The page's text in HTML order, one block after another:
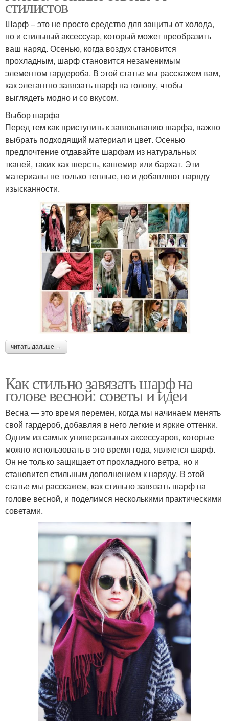
стилистов
Шарф – это не просто средство для защиты от холода,
но и стильный аксессуар, который может преобразить
ваш наряд. Осенью, когда воздух становится
прохладным, шарф становится незаменимым
элементом гардероба. В этой статье мы расскажем вам,
как элегантно завязать шарф на голову, чтобы
выглядеть модно и со вкусом.
Выбор шарфа
Перед тем как приступить к завязыванию шарфа, важно
выбрать подходящий материал и цвет. Осенью
предпочтение отдавайте шарфам из натуральных
тканей, таких как шерсть, кашемир или бархат. Эти
материалы не только теплые, но и добавляют наряду
изысканности.
читать дальше →
Как стильно завязать шарф на
голове весной: советы и идеи
Весна — это время перемен, когда мы начинаем менять
свой гардероб, добавляя в него легкие и яркие оттенки.
Одним из самых универсальных аксессуаров, которые
можно использовать в это время года, является шарф.
Он не только защищает от прохладного ветра, но и
становится стильным дополнением к наряду. В этой
статье мы расскажем, как стильно завязать шарф на
голове весной, и поделимся несколькими практическими
советами.